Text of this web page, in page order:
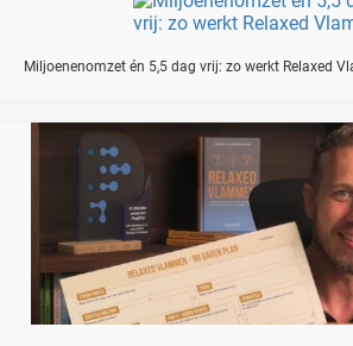
Miljoenenomzet én 5,5 dag vrij: zo werkt Relaxed